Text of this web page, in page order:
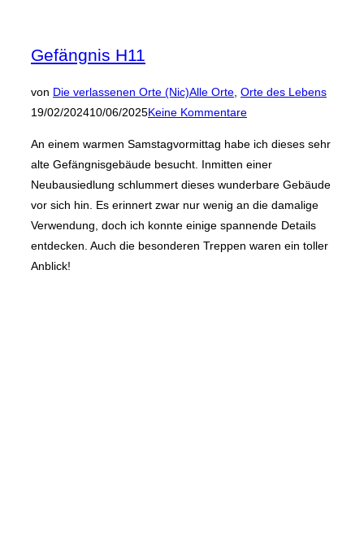
Gefängnis H11
von Die verlassenen Orte (Nic)Alle Orte Orte des Lebens
19/02/202410/06/2025Keine Kommentare
An einem warmen Samstagvormittag habe ich dieses sehr
alte Gefängnisgebäude besucht. Inmitten einer
Neubausiedlung schlummert dieses wunderbare Gebäude
vor sich hin. Es erinnert zwar nur wenig an die damalige
Verwendung, doch ich konnte einige spannende Details
entdecken. Auch die besonderen Treppen waren ein toller
Anblick!